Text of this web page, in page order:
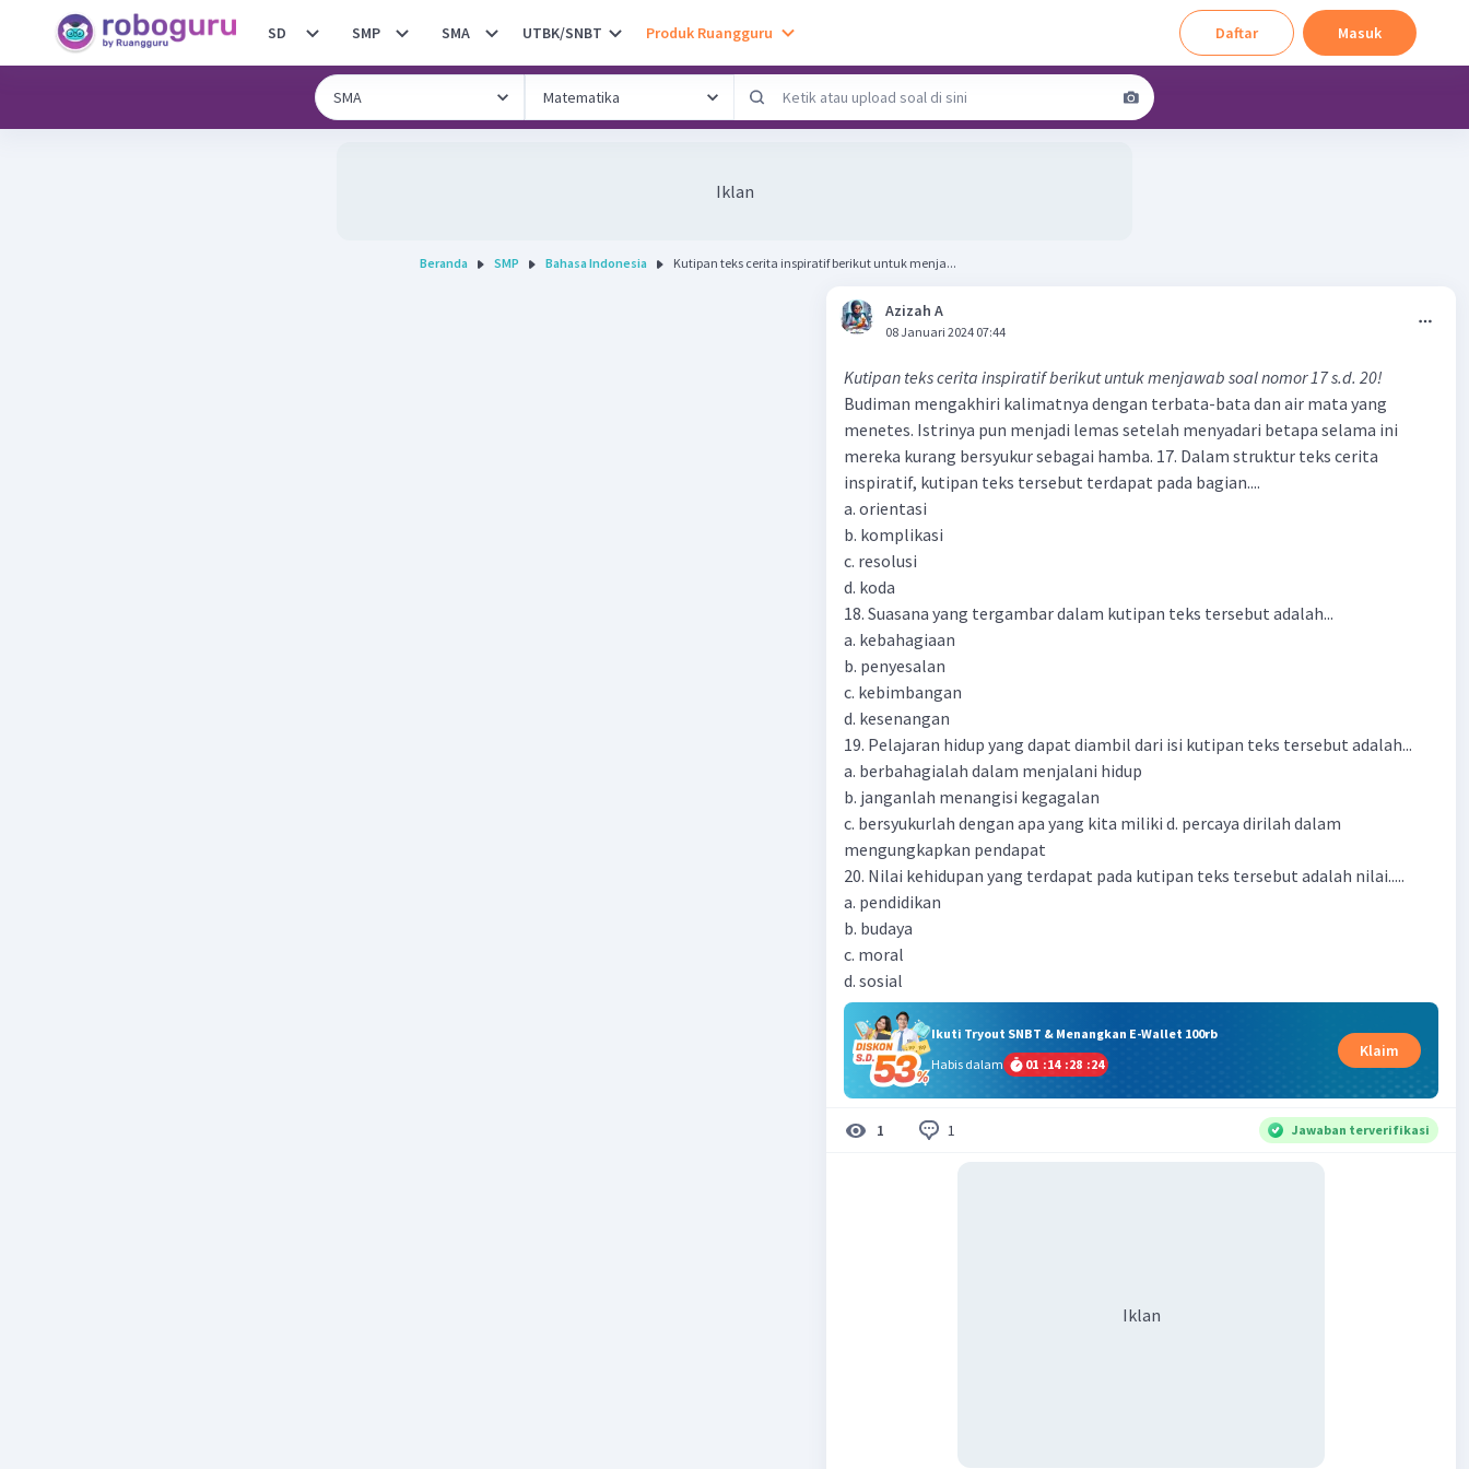
SD SMP SMA UTBK/SNBT Produk Ruangguru Daftar Masuk
Iklan
Beranda SMP Bahasa Indonesia Kutipan teks cerita inspiratif berikut untuk menja...
Azizah A
08 Januari 2024 07:44
Kutipan teks cerita inspiratif berikut untuk menjawab soal nomor 17 s.d. 20!
Budiman mengakhiri kalimatnya dengan terbata-bata dan air mata yang
menetes. Istrinya pun menjadi lemas setelah menyadari betapa selama ini
mereka kurang bersyukur sebagai hamba. 17. Dalam struktur teks cerita
inspiratif, kutipan teks tersebut terdapat pada bagian....
a. orientasi
b. komplikasi
c. resolusi
d. koda
18. Suasana yang tergambar dalam kutipan teks tersebut adalah...
a. kebahagiaan
b. penyesalan
c. kebimbangan
d. kesenangan
19. Pelajaran hidup yang dapat diambil dari isi kutipan teks tersebut adalah...
a. berbahagialah dalam menjalani hidup
b. janganlah menangisi kegagalan
c. bersyukurlah dengan apa yang kita miliki d. percaya dirilah dalam
mengungkapkan pendapat
20. Nilai kehidupan yang terdapat pada kutipan teks tersebut adalah nilai.....
a. pendidikan
b. budaya
c. moral
d. sosial
Ikuti Tryout SNBT & Menangkan E-Wallet 100rb
Habis dalam
01 :14 :28 :23
Klaim
1 1 Jawaban terverifikasi
Iklan